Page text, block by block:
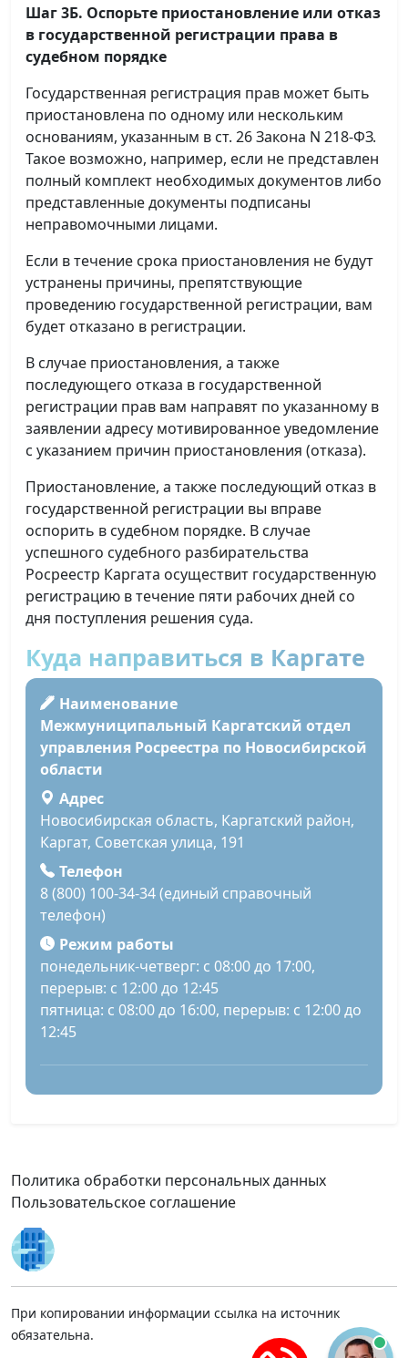
Шаг 3Б. Оспорьте приостановление или отказ
в государственной регистрации права в
судебном порядке
Государственная регистрация прав может быть
приостановлена по одному или нескольким
основаниям, указанным в ст. 26 Закона N 218-ФЗ.
Такое возможно, например, если не представлен
полный комплект необходимых документов либо
представленные документы подписаны
неправомочными лицами.
Если в течение срока приостановления не будут
устранены причины, препятствующие
проведению государственной регистрации, вам
будет отказано в регистрации.
В случае приостановления, а также
последующего отказа в государственной
регистрации прав вам направят по указанному в
заявлении адресу мотивированное уведомление
с указанием причин приостановления (отказа).
Приостановление, а также последующий отказ в
государственной регистрации вы вправе
оспорить в судебном порядке. В случае
успешного судебного разбирательства
Росреестр Каргата осуществит государственную
регистрацию в течение пяти рабочих дней со
дня поступления решения суда.
Куда направиться в Каргате
Наименование
Межмуниципальный Каргатский отдел
управления Росреестра по Новосибирской
области
Адрес
Новосибирская область, Каргатский район,
Каргат, Советская улица, 191
Телефон
8 (800) 100-34-34 (единый справочный
телефон)
Режим работы
понедельник-четверг: с 08:00 до 17:00,
перерыв: с 12:00 до 12:45
пятница: с 08:00 до 16:00, перерыв: с 12:00 до
12:45
Политика обработки персональных данных
Пользовательское соглашение
При копировании информации ссылка на источник
обязательна.